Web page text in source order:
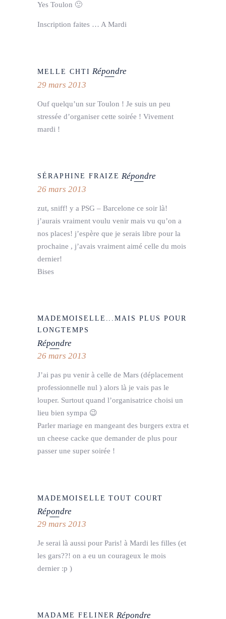
Yes Toulon 🙂
Inscription faites … A Mardi
MELLE CHTI Répondre
29 mars 2013
Ouf quelqu’un sur Toulon ! Je suis un peu
stressée d’organiser cette soirée ! Vivement
mardi !
SÉRAPHINE FRAIZE Répondre
26 mars 2013
zut, sniff! y a PSG – Barcelone ce soir là!
j’aurais vraiment voulu venir mais vu qu’on a
nos places! j’espère que je serais libre pour la
prochaine , j’avais vraiment aimé celle du mois
dernier!
Bises
MADEMOISELLE...MAIS PLUS POUR
LONGTEMPS
Répondre
26 mars 2013
J’ai pas pu venir à celle de Mars (déplacement
professionnelle nul ) alors là je vais pas le
louper. Surtout quand l’organisatrice choisi un
lieu bien sympa 😉
Parler mariage en mangeant des burgers extra et
un cheese cacke que demander de plus pour
passer une super soirée !
MADEMOISELLE TOUT COURT
Répondre
29 mars 2013
Je serai là aussi pour Paris! à Mardi les filles (et
les gars??! on a eu un courageux le mois
dernier :p )
MADAME FELINER Répondre